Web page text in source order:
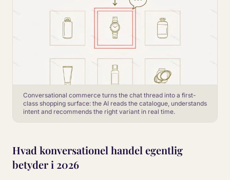
Conversational commerce turns the chat thread into a first-
class shopping surface: the AI reads the catalogue, understands
intent and recommends the right variant in real time.
Hvad konversationel handel egentlig
betyder i 2026